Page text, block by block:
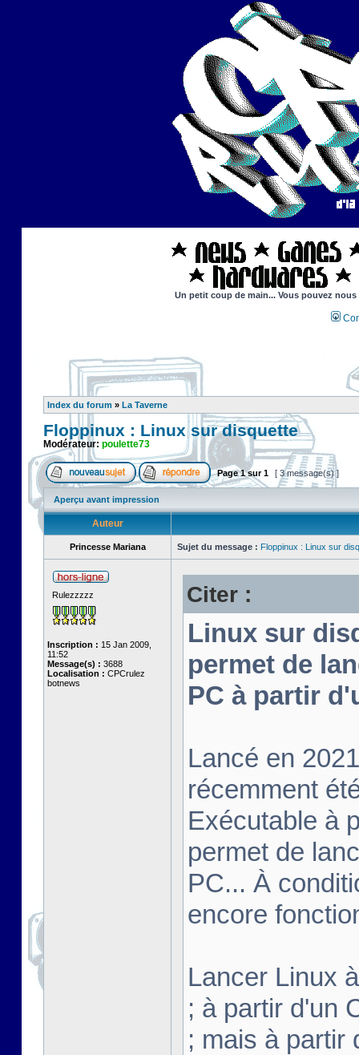
Un petit coup de main... Vous pouvez
Index du forum » La Taverne
Floppinux : Linux sur disquette
Modérateur: poulette73
Page1sur1 [ 3 message(s) ]
Aperçu avant impression
Auteur
Princesse Mariana Sujet du message : Floppinux : Linux sur
Rulezzzzz
Inscription : 15 Jan 2009,
11:52
Message(s) : 3688
Localisation : CPCrulez
botnews
Citer :
Linux sur
permet de
PC à partir
Lancé en
récemment
Exécutable à
permet de
PC... À
encore
Lancer Linux
; à partir d'un
; mais à partir